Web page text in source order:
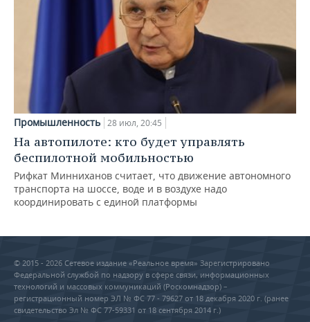
Промышленность 28 июл, 20:45
На автопилоте: кто будет управлять
беспилотной мобильностью
Рифкат Минниханов считает, что движение автономного
транспорта на шоссе, воде и в воздухе надо
координировать с единой платформы
© 2015 - 2026 Сетевое издание «Реальное время» Зарегистрировано
Федеральной службой по надзору в сфере связи, информационных
технологий и массовых коммуникаций (Роскомнадзор) –
регистрационный номер ЭЛ № ФС 77 - 79627 от 18 декабря 2020 г. (ранее
свидетельство Эл № ФС 77-59331 от 18 сентября 2014 г.)